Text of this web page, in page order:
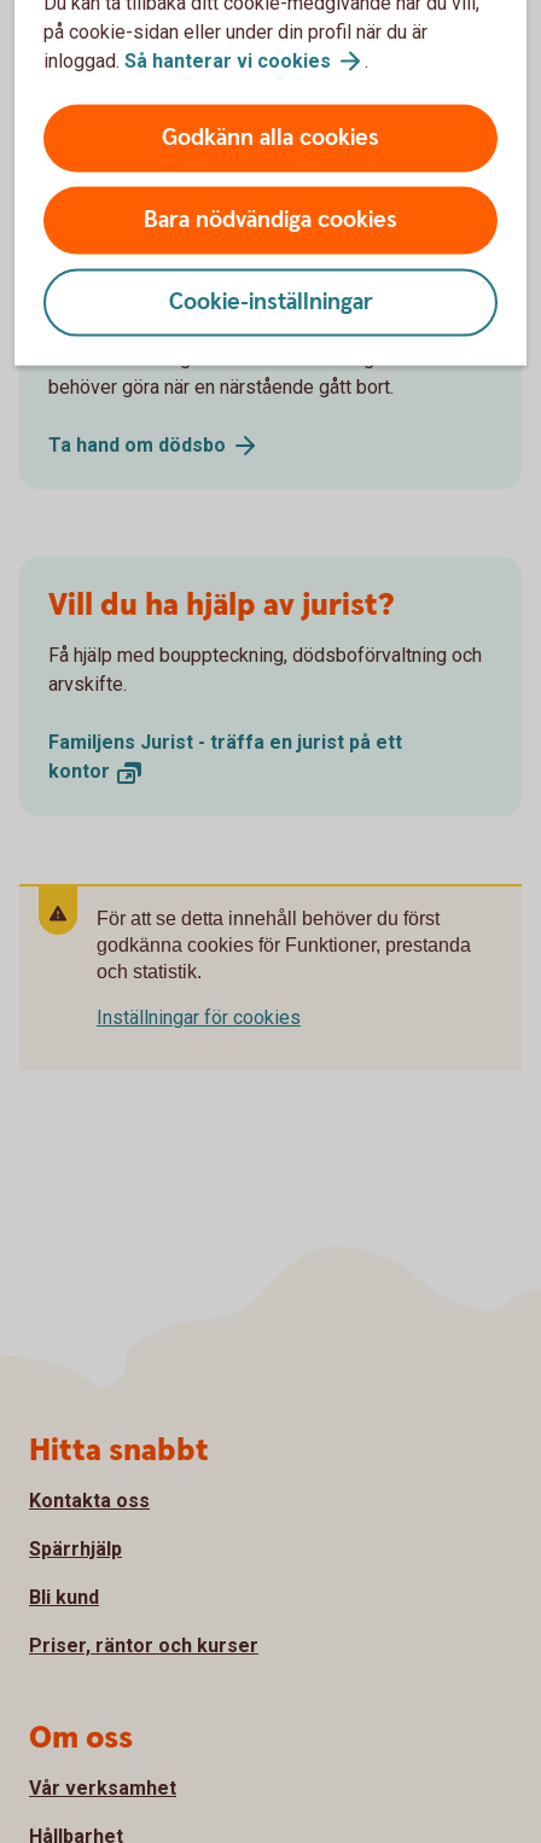
Här hittar du blanketter för
fullmakter
dödsbo
När en närstående gått bort
behöver göra när en närstående gått bort.
Ta hand om dödsbo
Vill du ha hjälp av jurist?
Få hjälp med bouppteckning, dödsboförvaltning och
arvskifte.
Familjens Jurist - träffa en jurist på ett
kontor
För att se detta innehåll behöver du först
godkänna cookies för Funktioner, prestanda
och statistik.
Inställningar för cookies
på cookie-sidan eller under din profil när du är
inloggad. Så hanterar vi cookies .
Godkänn alla cookies
Bara nödvändiga cookies
Cookie-inställningar
Sidfot
Hitta snabbt
Kontakta oss
Spärrhjälp
Bli kund
Priser, räntor och kurser
Om oss
Vår verksamhet
Hållbarhet